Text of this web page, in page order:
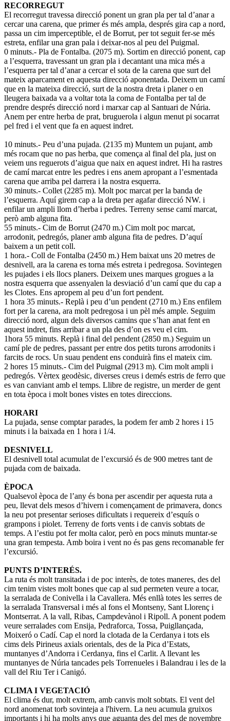
RECORREGUT
El recorregut travessa direcció ponent un gran pla per tal d’anar a
cercar una carena, que primer és més ampla, després gira cap a nord,
passa un cim imperceptible, el de Borrut, per tot seguit fer-se més
estreta, enfilar una gran pala i deixar-nos al peu del Puigmal.
0 minuts.- Pla de Fontalba. (2075 m). Sortim en direcció ponent, cap
a l’esquerra, travessant un gran pla i decantant una mica més a
l’esquerra per tal d’anar a cercar el sota de la carena que surt del
mateix aparcament en aquesta direcció aponentada. Deixem un camí
que en la mateixa direcció, surt de la nostra dreta i planer o en
lleugera baixada va a voltar tota la coma de Fontalba per tal de
prendre després direcció nord i marxar cap al Santuari de Núria.
Anem per entre herba de prat, bruguerola i algun menut pi socarrat
pel fred i el vent que fa en aquest indret.
10 minuts.- Peu d’una pujada. (2135 m) Muntem un pujant, amb
més rocam que no pas herba, que comença al final del pla, just on
veiem uns reguerots d’aigua que naix en aquest indret. Hi ha rastres
de camí marcat entre les pedres i ens anem apropant a l’esmentada
carena que arriba pel darrera i la nostra esquerra.
30 minuts.- Collet (2285 m). Molt poc marcat per la banda de
l’esquerra. Aquí girem cap a la dreta per agafar direcció NW. i
enfilar un ampli llom d’herba i pedres. Terreny sense camí marcat,
però amb alguna fita.
55 minuts.- Cim de Borrut (2470 m.) Cim molt poc marcat,
arrodonit, pedregós, planer amb alguna fita de pedres. D’aquí
baixem a un petit coll.
1 hora.- Coll de Fontalba (2450 m.) Hem baixat uns 20 metres de
desnivell, ara la carena es torna més estreta i pedregosa. Sovintegen
les pujades i els llocs planers. Deixem unes marques grogues a la
nostra esquerra que assenyalen la desviació d’un camí que du cap a
les Clotes. Ens apropem al peu d’un fort pendent.
1 hora 35 minuts.- Replà i peu d’un pendent (2710 m.) Ens enfilem
fort per la carena, ara molt pedregosa i un pèl més ample. Seguim
direcció nord, algun dels diversos camins que s’han anat fent en
aquest indret, fins arribar a un pla des d’on es veu el cim.
1hora 55 minuts. Replà i final del pendent (2850 m.) Seguim un
camí ple de pedres, passant per entre dos petits turons arrodonits i
farcits de rocs. Un suau pendent ens conduirà fins el mateix cim.
2 hores 15 minuts.- Cim del Puigmal (2913 m). Cim molt ampli i
pedregós. Vèrtex geodèsic, diverses creus i demés estris de ferro que
es van canviant amb el temps. Llibre de registre, un merder de gent
en tota època i molt bones vistes en totes direccions.
HORARI
La pujada, sense comptar parades, la podem fer amb 2 hores i 15
minuts i la baixada en 1 hora i 1/4.
DESNIVELL
El desnivell total acumulat de l’excursió és de 900 metres tant de
pujada com de baixada.
ÈPOCA
Qualsevol època de l’any és bona per ascendir per aquesta ruta a
peu, llevat dels mesos d’hivern i començament de primavera, doncs
la neu pot presentar serioses dificultats i requereix d’esquís o
grampons i piolet. Terreny de forts vents i de canvis sobtats de
temps. A l’estiu pot fer molta calor, però en pocs minuts muntar-se
una gran tempesta. Amb boira i vent no és pas gens recomanable fer
l’excursió.
PUNTS D’INTERÉS.
La ruta és molt transitada i de poc interès, de totes maneres, des del
cim tenim vistes molt bones que cap al sud permeten veure a tocar,
la serralada de Conivella i la Cavallera. Més enllà totes les serres de
la serralada Transversal i més al fons el Montseny, Sant Llorenç i
Montserrat. A la vall, Ribas, Campdevànol i Ripoll. A ponent podem
veure serralades com Ensija, Pedraforca, Tossa, Puigllançada,
Moixeró o Cadí. Cap el nord la clotada de la Cerdanya i tots els
cims dels Pirineus axials orientals, des de la Pica d’Estats,
muntanyes d’Andorra i Cerdanya, fins el Carlit. A llevant les
muntanyes de Núria tancades pels Torrenueles i Balandrau i les de la
vall del Riu Ter i Canigó.
CLIMA I VEGETACIÓ
El clima és dur, molt extrem, amb canvis molt sobtats. El vent del
nord anomenat torb sovinteja a l'hivern. La neu acumula gruixos
importants i hi ha molts anys que aguanta des del mes de novembre